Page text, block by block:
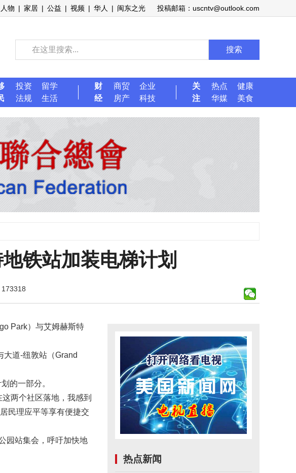
人物 | 家居 | 公益 | 视频 | 华人 | 闽东之光 投稿邮箱：uscntv@outlook.com
搜索
投资
留学
法规
生活
财
经
商贸
企业
房产
科技
关
注
热点
健康
华媒
美食
铁站加装电梯计划
Park）与艾姆赫斯特
道-纽敦站（Grand
的一部分。
两个社区落地，我感到
民理应平等享有便捷交
园站集会，呼吁加快地
热点新闻